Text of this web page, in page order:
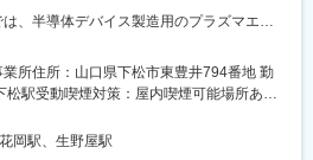
は、多様化する「食」に対するニーズの
自の技術に基づくオリジナル製品を創造
的な食環境へ向けての新たな提案と迅速
提供します。
の言葉をいただけるやりがいがサービスメ
とつです。
冷凍・冷蔵庫/食器洗浄機/生ビールサーバ
、半導体デバイス製造用のプラズマエッ
するための新たなハードウエア要素技術開
限の加工性能を引き出すためのプロセス
して要求される装置クリーン化や生産性向
ています。これらの開発を遂行するにあた
作や、断面SEM、膜厚計等の計測・分析
業所住所：山口県下松市東豊井794番地 勤
松駅受動喫煙対策：屋内喫煙可能場所あり
る事業所（リモートワーク含む）
岡駅、生野屋駅